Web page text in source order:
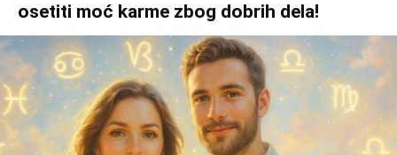
osetiti moć karme zbog dobrih dela!